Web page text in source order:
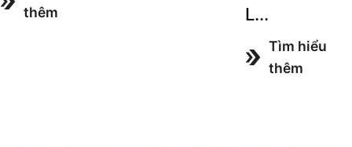
thêm
L...
Tìm hiểu
thêm